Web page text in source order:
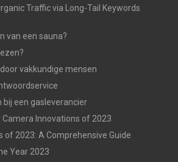
Traffic via Long-Tail Keywords
van een sauna?
vakkundige mensen
bij een gasleverancier
Innovations of 2023
of 2023: A Comprehensive Guide
Year 2023